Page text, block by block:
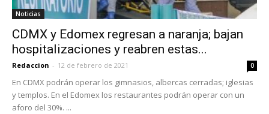
Noticias
CDMX y Edomex regresan a naranja; bajan
hospitalizaciones y reabren estas...
Redaccion - 12 de febrero de 2021 0
En CDMX podrán operar los gimnasios, albercas cerradas; iglesias
y templos. En el Edomex los restaurantes podrán operar con un
aforo del 30%. ...